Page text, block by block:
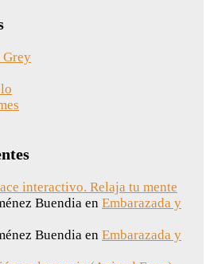
interactivo. Relaja tu mente
Buendia en Embarazada y
Buendia en Embarazada y